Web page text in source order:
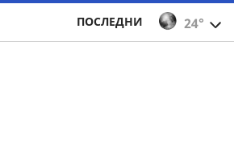
24°
ПОСЛЕДНИ